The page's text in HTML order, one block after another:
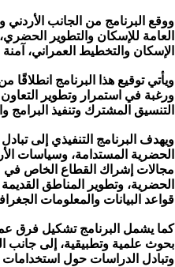
ووقع البرنامج من الجانب
العامة للإسكان والتطوير
الإسكان والتخطيط العمراني،
ورغبة في استمرار وتطوير
التنسيق المشترك وتنفيذ
ويهدف البرنامج التنفيذي إلى
الحضرية المستدامة، وسياسات
مجالات إشراك القطاع الخاص في
الحضرية، وتطوير المناطق
قواعد البيانات والمعلومات
كما يشمل البرنامج تشكيل فرق
بحوث علمية وتطبيقية، إلى جانب
وتبادل الدراسات حول استخدامات